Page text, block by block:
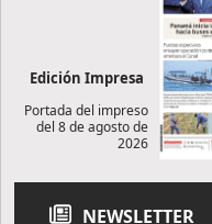
Edición Impresa
Portada del impreso
del 8 de agosto de
2026
NEWSLETTER